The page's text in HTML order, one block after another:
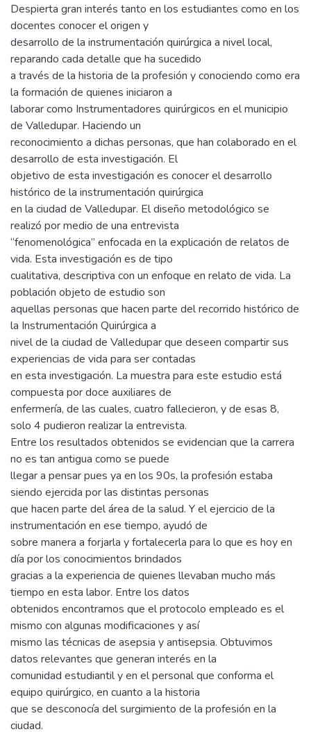
Despierta gran interés tanto en los estudiantes como en los
docentes conocer el origen y
desarrollo de la instrumentación quirúrgica a nivel local,
reparando cada detalle que ha sucedido
a través de la historia de la profesión y conociendo como era
la formación de quienes iniciaron a
laborar como Instrumentadores quirúrgicos en el municipio
de Valledupar. Haciendo un
reconocimiento a dichas personas, que han colaborado en el
desarrollo de esta investigación. El
objetivo de esta investigación es conocer el desarrollo
histórico de la instrumentación quirúrgica
en la ciudad de Valledupar. El diseño metodológico se
realizó por medio de una entrevista
“fenomenológica” enfocada en la explicación de relatos de
vida. Esta investigación es de tipo
cualitativa, descriptiva con un enfoque en relato de vida. La
población objeto de estudio son
aquellas personas que hacen parte del recorrido histórico de
la Instrumentación Quirúrgica a
nivel de la ciudad de Valledupar que deseen compartir sus
experiencias de vida para ser contadas
en esta investigación. La muestra para este estudio está
compuesta por doce auxiliares de
enfermería, de las cuales, cuatro fallecieron, y de esas 8,
solo 4 pudieron realizar la entrevista.
Entre los resultados obtenidos se evidencian que la carrera
no es tan antigua como se puede
llegar a pensar pues ya en los 90s, la profesión estaba
siendo ejercida por las distintas personas
que hacen parte del área de la salud. Y el ejercicio de la
instrumentación en ese tiempo, ayudó de
sobre manera a forjarla y fortalecerla para lo que es hoy en
día por los conocimientos brindados
gracias a la experiencia de quienes llevaban mucho más
tiempo en esta labor. Entre los datos
obtenidos encontramos que el protocolo empleado es el
mismo con algunas modificaciones y así
mismo las técnicas de asepsia y antisepsia. Obtuvimos
datos relevantes que generan interés en la
comunidad estudiantil y en el personal que conforma el
equipo quirúrgico, en cuanto a la historia
que se desconocía del surgimiento de la profesión en la
ciudad.